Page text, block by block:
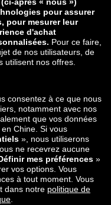
zalando-lounge.cz
zalando-lounge.sk
zalando-lounge.hr
zalando-lounge.ee
zalando-lounge.no